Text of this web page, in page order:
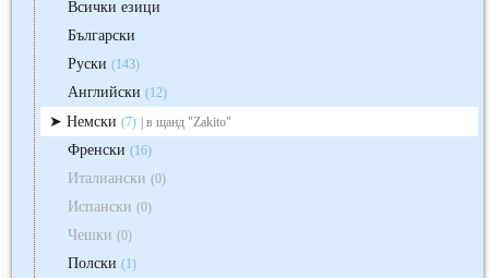
Всички езици
Български
Руски (143)
Английски (12)
Немски (7) | в щанд "Zakito"
Френски (16)
Италиански (0)
Испански (0)
Чешки (0)
Полски (1)